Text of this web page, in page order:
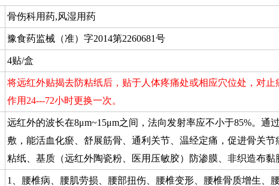
骨伤科用药,风湿用药
豫食药监械（准）字2014第2260681号
4贴/盒
将远红外贴揭去防粘纸后，贴于人体疼痛处或相应穴位处，对止
作用24---72小时更换一次。
远红外的波长在8μm~15μm之间，法向发射率应不小于85%。通
敷，能活血化瘀、舒展筋骨、通利关节、温经定痛，促进骨关
粘纸、基质（远红外陶瓷粉、医用压敏胶）防渗膜、非织造布黏
1、腰椎病、腰肌劳损、腰部扭伤、腰椎变形、腰椎骨质增生、